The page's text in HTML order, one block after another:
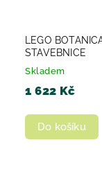
LEGO
STAVEBNICE
Skladem
1 622 Kč
Do košíku